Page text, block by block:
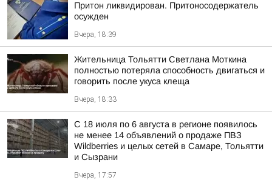
Притон ликвидирован. Притоносодержатель
осужден
Вчера, 18:39
Жительница Тольятти Светлана Моткина
полностью потеряла способность двигаться и
говорить после укуса клеща
Вчера, 18:33
С 18 июля по 6 августа в регионе появилось
не менее 14 объявлений о продаже ПВЗ
Wildberries и целых сетей в Самаре, Тольятти
и Сызрани
Вчера, 17:57